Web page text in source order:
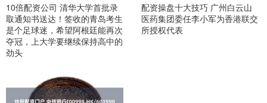
10倍配资公司 清华大学首批录
取通知书送达！签收的青岛考生
是个足球迷，希望阿根廷能再次
夺冠，上大学要继续保持高中的
劲头
配资操盘十大技巧 广州白云山
医药集团委任李小军为香港联交
所授权代表